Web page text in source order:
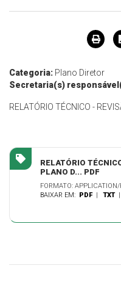
Categoria: Plano Diretor
Secretaria(s)
RELATÓRIO TÉCNICO -
RELATÓRIO
PLANO D... PDF
FORMATO:
BAIXAR EM: PDF |TXT